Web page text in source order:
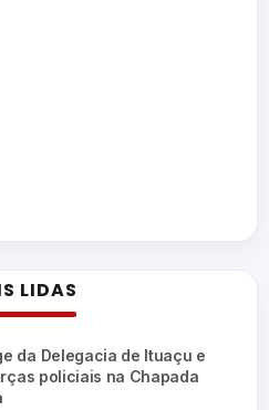
LIDAS
da Delegacia de Ituaçu e
policiais na Chapada